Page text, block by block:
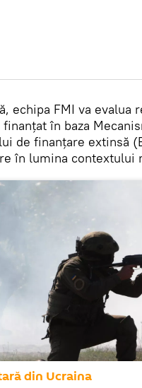
echipa FMI va evalua
în baza
de finanţare extinsă
în lumina contextului
din Ucraina